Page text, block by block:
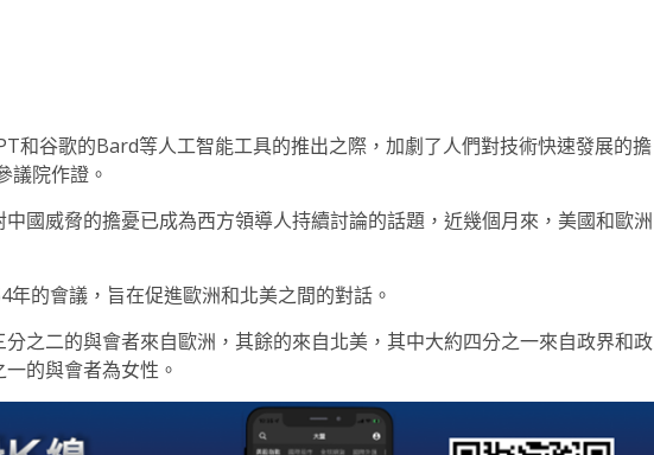
和谷歌的Bard等人工智能工具的推出之際，加劇了人們對技術快速發展的擔
議院作證。
國威脅的擔憂已成為西方領導人持續討論的話題，近幾個月來，美國和歐洲
的會議，旨在促進歐洲和北美之間的對話。
之二的與會者來自歐洲，其餘的來自北美，其中大約四分之一來自政界和政
的與會者為女性。